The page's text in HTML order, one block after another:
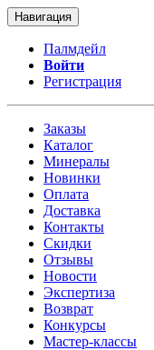
Навигация
Палмдейл
Войти
Регистрация
Заказы
Каталог
Минералы
Новинки
Оплата
Доставка
Контакты
Скидки
Отзывы
Новости
Экспертиза
Возврат
Конкурсы
Мастер-классы